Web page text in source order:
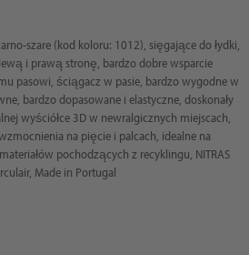
szare (kod koloru: 1012), sięgające do łydki,
i prawą stronę, bardzo dobre wsparcie
pasowi, ściągacz w pasie, bardzo wygodne w
bardzo dopasowane i elastyczne, doskonały
wyściółce 3D w newralgicznych miejscach,
na pięcie i palcach, idealne na
pochodzących z recyklingu, NITRAS
Made in Portugal